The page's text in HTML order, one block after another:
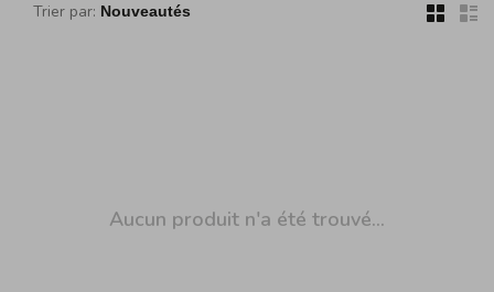
Trier par:
Aucun produit n'a été trouvé...